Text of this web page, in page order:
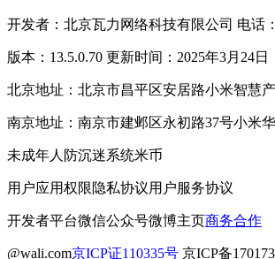
开发者：北京瓦力网络科技有限公司 电话
版本：13.5.0.70 更新时间：2025年3月24日
北京地址：北京市昌平区安居路小米智慧
南京地址：南京市建邺区永初路37号小米
未成年人防沉迷系统米币
用户应用权限隐私协议用户服务协议
开发者平台微信公众号微博主页商务合作
@wali.com京ICP证110335号 京ICP备